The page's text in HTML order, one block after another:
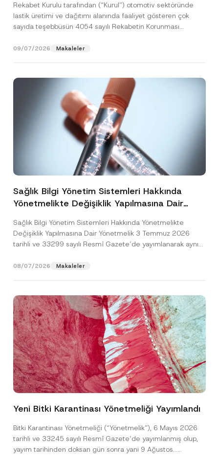
Cezasına Hükmedilmiştir
Rekabet Kurulu tarafından (“Kurul”) otomotiv sektöründe
lastik üretimi ve dağıtımı alanında faaliyet gösteren çok
sayıda teşebbüsün 4054 sayılı Rekabetin Korunması
09/07/2026 Makaleler
Sağlık Bilgi Yönetim Sistemleri Hakkında
Yönetmelikte Değişiklik Yapılmasına Dair
Sağlık Bilgi Yönetim Sistemleri Hakkında Yönetmelikte
Değişiklik Yapılmasına Dair Yönetmelik 3 Temmuz 2026
tarihli ve 33299 sayılı Resmî Gazete’de yayımlanarak aynı
08/07/2026 Makaleler
Yeni Bitki Karantinası Yönetmeliği Yayımlandı
Bitki Karantinası Yönetmeliği (“Yönetmelik”), 6 Mayıs 2026
tarihli ve 33245 sayılı Resmî Gazete’de yayımlanmış olup,
yayım tarihinden doksan gün sonra yani 9 Ağustos...
Ad*
Firma